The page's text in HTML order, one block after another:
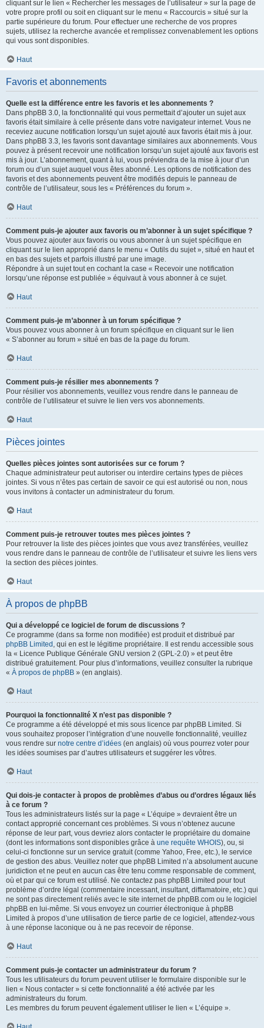
cliquant sur le lien « Rechercher les messages de l’utilisateur » sur la page de
votre propre profil ou soit en cliquant sur le menu « Raccourcis » situé sur la
partie supérieure du forum. Pour effectuer une recherche de vos propres
sujets, utilisez la recherche avancée et remplissez convenablement les options
qui vous sont disponibles.
Haut
Favoris et abonnements
Quelle est la différence entre les favoris et les abonnements ?
Dans phpBB 3.0, la fonctionnalité qui vous permettait d’ajouter un sujet aux
favoris était similaire à celle présente dans votre navigateur internet. Vous ne
receviez aucune notification lorsqu’un sujet ajouté aux favoris était mis à jour.
Dans phpBB 3.3, les favoris sont davantage similaires aux abonnements. Vous
pouvez à présent recevoir une notification lorsqu’un sujet ajouté aux favoris est
mis à jour. L’abonnement, quant à lui, vous préviendra de la mise à jour d’un
forum ou d’un sujet auquel vous êtes abonné. Les options de notification des
favoris et des abonnements peuvent être modifiés depuis le panneau de
contrôle de l’utilisateur, sous les « Préférences du forum ».
Haut
Comment puis-je ajouter aux favoris ou m’abonner à un sujet spécifique ?
Vous pouvez ajouter aux favoris ou vous abonner à un sujet spécifique en
cliquant sur le lien approprié dans le menu « Outils du sujet », situé en haut et
en bas des sujets et parfois illustré par une image.
Répondre à un sujet tout en cochant la case « Recevoir une notification
lorsqu’une réponse est publiée » équivaut à vous abonner à ce sujet.
Haut
Comment puis-je m’abonner à un forum spécifique ?
Vous pouvez vous abonner à un forum spécifique en cliquant sur le lien
« S’abonner au forum » situé en bas de la page du forum.
Haut
Comment puis-je résilier mes abonnements ?
Pour résilier vos abonnements, veuillez vous rendre dans le panneau de
contrôle de l’utilisateur et suivre le lien vers vos abonnements.
Haut
Pièces jointes
Quelles pièces jointes sont autorisées sur ce forum ?
Chaque administrateur peut autoriser ou interdire certains types de pièces
jointes. Si vous n’êtes pas certain de savoir ce qui est autorisé ou non, nous
vous invitons à contacter un administrateur du forum.
Haut
Comment puis-je retrouver toutes mes pièces jointes ?
Pour retrouver la liste des pièces jointes que vous avez transférées, veuillez
vous rendre dans le panneau de contrôle de l’utilisateur et suivre les liens vers
la section des pièces jointes.
Haut
À propos de phpBB
Qui a développé ce logiciel de forum de discussions ?
Ce programme (dans sa forme non modifiée) est produit et distribué par
phpBB Limited , qui en est le légitime propriétaire. Il est rendu accessible sous
la « Licence Publique Générale GNU version 2 (GPL-2.0) » et peut être
distribué gratuitement. Pour plus d’informations, veuillez consulter la rubrique
« À propos de phpBB » (en anglais).
Haut
Pourquoi la fonctionnalité X n’est pas disponible ?
Ce programme a été développé et mis sous licence par phpBB Limited. Si
vous souhaitez proposer l’intégration d’une nouvelle fonctionnalité, veuillez
vous rendre sur notre centre d’idées (en anglais) où vous pourrez voter pour
les idées soumises par d’autres utilisateurs et suggérer les vôtres.
Haut
Qui dois-je contacter à propos de problèmes d’abus ou d’ordres légaux liés
à ce forum ?
Tous les administrateurs listés sur la page « L’équipe » devraient être un
contact approprié concernant ces problèmes. Si vous n’obtenez aucune
réponse de leur part, vous devriez alors contacter le propriétaire du domaine
(dont les informations sont disponibles grâce à une requête WHOIS), ou, si
celui-ci fonctionne sur un service gratuit (comme Yahoo, Free, etc.), le service
de gestion des abus. Veuillez noter que phpBB Limited n’a absolument aucune
juridiction et ne peut en aucun cas être tenu comme responsable de comment,
où et par qui ce forum est utilisé. Ne contactez pas phpBB Limited pour tout
problème d’ordre légal (commentaire incessant, insultant, diffamatoire, etc.) qui
ne sont pas directement reliés avec le site internet de phpBB.com ou le logiciel
phpBB en lui-même. Si vous envoyez un courrier électronique à phpBB
Limited à propos d’une utilisation de tierce partie de ce logiciel, attendez-vous
à une réponse laconique ou à ne pas recevoir de réponse.
Haut
Comment puis-je contacter un administrateur du forum ?
Tous les utilisateurs du forum peuvent utiliser le formulaire disponible sur le
lien « Nous contacter » si cette fonctionnalité a été activée par les
administrateurs du forum.
Les membres du forum peuvent également utiliser le lien « L’équipe ».